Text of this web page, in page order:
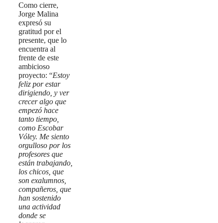
Como cierre,
Jorge Malina
expresó su
gratitud por el
presente, que lo
encuentra al
frente de este
ambicioso
proyecto: “Estoy
feliz por estar
dirigiendo, y ver
crecer algo que
empezó hace
tanto tiempo,
como Escobar
Vóley. Me siento
orgulloso por los
profesores que
están trabajando,
los chicos, que
son exalumnos,
compañeros, que
han sostenido
una actividad
donde se